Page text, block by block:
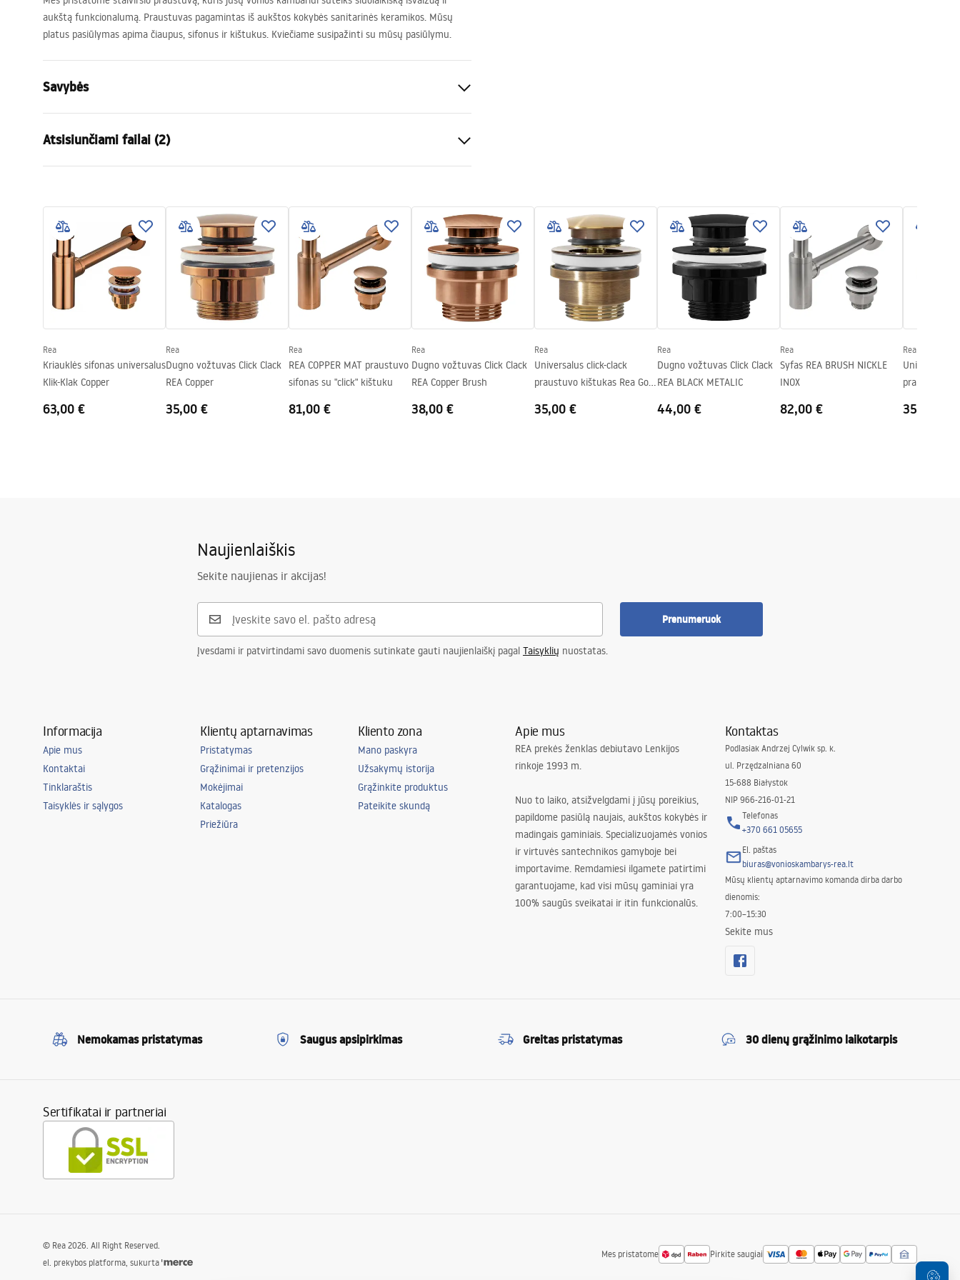
aukštą funkcionalumą. Praustuvas pagamintas iš aukštos kokybės sanitarinės keramikos. Mūsų
platus pasiūlymas apima čiaupus, sifonus ir kištukus. Kviečiame susipažinti su mūsų pasiūlymu.
Savybės
Medžiaga
Spalva
Varis
Plotis
mm
Aukštis
130
mm
Forma
Skylė baterijom
Ne
Perpildymo anga
Atsisiunčiami failai (2)
Warranty_Terms_and_Conditions_
Basins_-_5.pdf
Rea
Kriauklės sifonas universalus
Klik-Klak Copper
63,00 €
Rea
Dugno vožtuvas Click Clack
REA Copper
35,00 €
Rea
REA COPPER MAT praustuvo
sifonas su "click" kištuku
81,00 €
Rea
Dugno vožtuvas Click Clack
REA Copper Brush
38,00 €
Rea
Universalus click-clack
praustuvo kištukas Rea Gold
35,00 €
Rea
Dugno vožtuvas Click Clack
REA BLACK METALIC
44,00 €
Rea
Syfas REA BRUSH NICKLE
INOX
82,00 €
Rea
Universalus
praustuvo
35,00 €
Naujienlaiškis
Sekite naujienas ir akcijas!
Prenumeruok
Įvesdami ir patvirtindami savo duomenis sutinkate gauti naujienlaiškį pagal Taisyklių nuostatas.
Informacija
Apie mus
Kontaktai
Tinklaraštis
Taisyklės ir sąlygos
Klientų aptarnavimas
Pristatymas
Grąžinimai ir pretenzijos
Mokėjimai
Katalogas
Priežiūra
Kliento zona
Mano paskyra
Užsakymų istorija
Grąžinkite produktus
Pateikite skundą
Apie mus
REA prekės ženklas debiutavo Lenkijos
rinkoje 1993 m.
Nuo to laiko, atsižvelgdami į jūsų poreikius,
papildome pasiūlą naujais, aukštos kokybės ir
madingais gaminiais. Specializuojamės vonios
ir virtuvės santechnikos gamyboje bei
importavime. Remdamiesi ilgamete patirtimi
garantuojame, kad visi mūsų gaminiai yra
100% saugūs sveikatai ir itin funkcionalūs.
Kontaktas
Podlasiak Andrzej Cylwik sp. k.
ul. Przędzalniana 60
15-688 Białystok
NIP 966-216-01-21
Telefonas
+370 661 05655
El. paštas
biuras@vonioskambarys-rea.lt
Mūsų klientų aptarnavimo komanda dirba darbo
dienomis:
7:00–15:30
Sekite mus
Nemokamas pristatymas Saugus apsipirkimas Greitas pristatymas 30 dienų grąžinimo laikotarpis
Sertifikatai ir partneriai
Mes pristatome Pirkite saugiai
© Rea 2026. All Right Reserved.
el. prekybos platforma, sukurta